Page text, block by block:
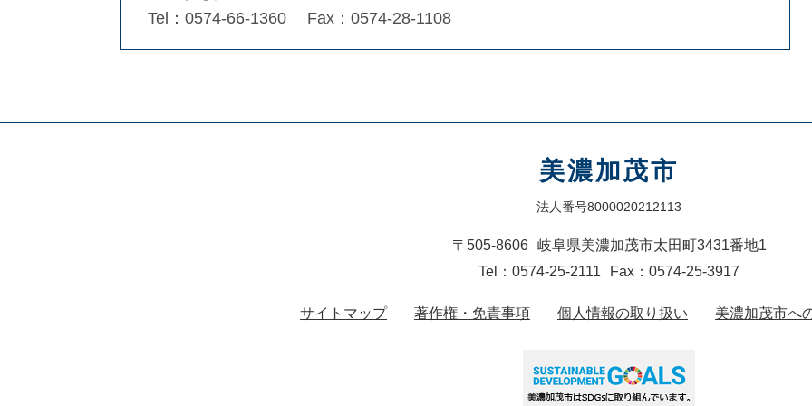
Tel：0574-66-1360
Fax：0574-28-1108
美濃加茂市
法人番号8000020212113
〒505-8606
岐阜県美濃加茂市太田町3431番地1
Tel：0574-25-2111
Fax：0574-25-3917
サイトマップ 著作権・免責事項 個人情報の取り扱い 美濃加茂市へ